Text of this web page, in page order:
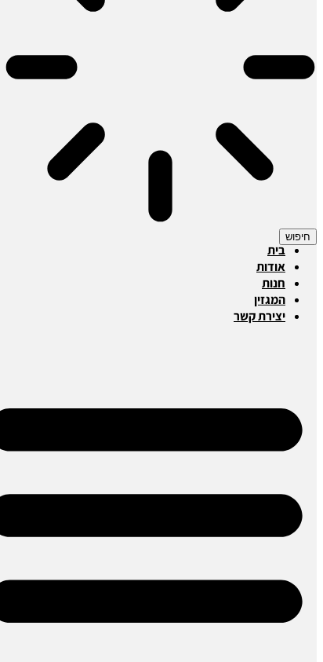
חיפוש
בית
אודות
חנות
המגזין
יצירת קשר